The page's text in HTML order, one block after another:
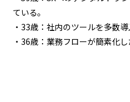
ている。
・33歳：社内のツールを多数導
・36歳：業務フローが簡素化し